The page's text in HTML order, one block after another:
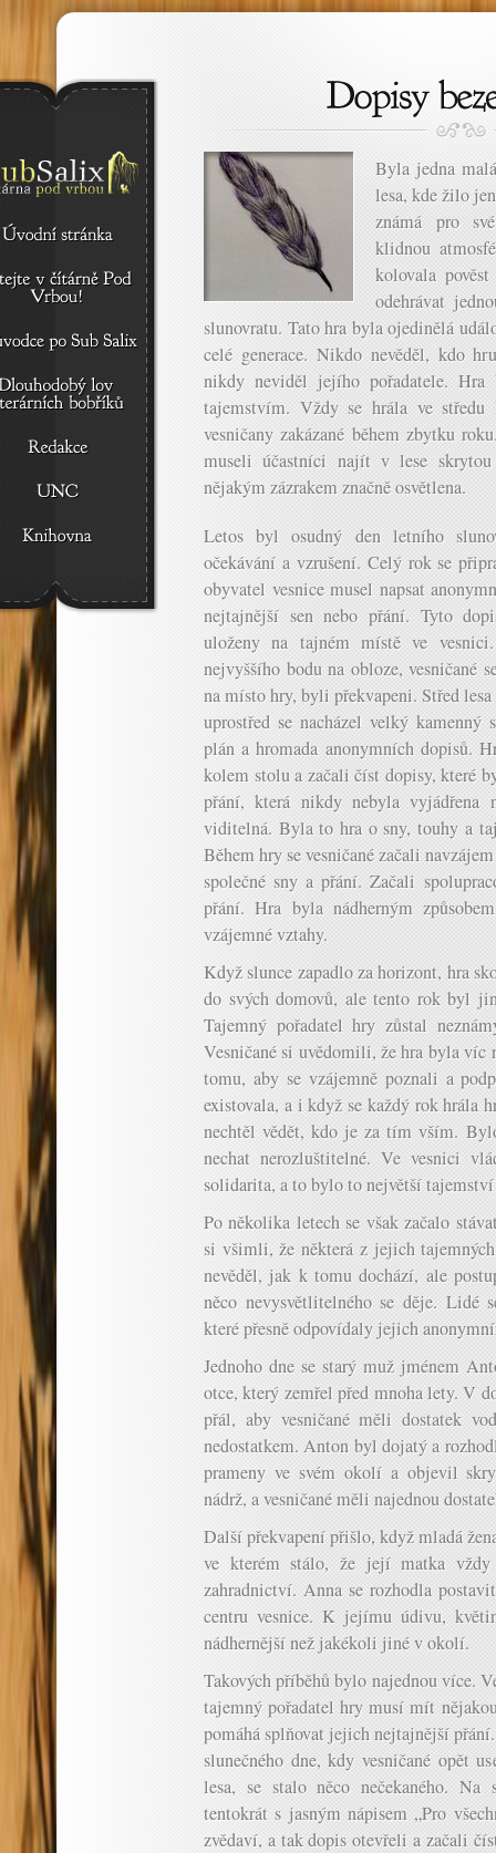
Byla jedna
lesa, kde žilo
známá pro
klidnou
kolovala
odehrávat
slunovratu. Tato hra byla ojedinělá
celé generace. Nikdo nevěděl, kdo
nikdy neviděl jejího pořadatele.
tajemstvím. Vždy se hrála ve
vesničany zakázané během zbytku
museli účastníci najít v lese
nějakým zázrakem značně osvětlena.
Letos byl osudný den letního
očekávání a vzrušení. Celý rok se
obyvatel vesnice musel napsat
nejtajnější sen nebo přání. Tyto
uloženy na tajném místě ve
nejvyššího bodu na obloze, vesničané
na místo hry, byli překvapeni. Střed
uprostřed se nacházel velký
plán a hromada anonymních dopisů.
kolem stolu a začali číst dopisy, které
přání, která nikdy nebyla vyjádřena
viditelná. Byla to hra o sny, touhy a
Během hry se vesničané začali
společné sny a přání. Začali
přání. Hra byla nádherným
vzájemné vztahy.
Když slunce zapadlo za horizont, hra
do svých domovů, ale tento rok byl
Tajemný pořadatel hry zůstal
Vesničané si uvědomili, že hra byla víc
tomu, aby se vzájemně poznali a
existovala, a i když se každý rok hrála
nechtěl vědět, kdo je za tím vším.
nechat nerozluštitelné. Ve vesnici
solidarita, a to bylo to největší tajemství
Po několika letech se však začalo
si všimli, že některá z jejich
nevěděl, jak k tomu dochází, ale
něco nevysvětlitelného se děje. Lidé
které přesně odpovídaly jejich
Jednoho dne se starý muž jménem
otce, který zemřel před mnoha lety. V
přál, aby vesničané měli dostatek
nedostatkem. Anton byl dojatý a
prameny ve svém okolí a objevil
nádrž, a vesničané měli najednou
Další překvapení přišlo, když mladá
ve kterém stálo, že její matka vždy
zahradnictví. Anna se rozhodla
centru vesnice. K jejímu údivu,
nádhernější než jakékoli jiné v okolí.
Takových příběhů bylo najednou více.
tajemný pořadatel hry musí mít
pomáhá splňovat jejich nejtajnější
slunečného dne, kdy vesničané opět
lesa, se stalo něco nečekaného.
tentokrát s jasným nápisem „Pro
zvědaví, a tak dopis otevřeli a začali